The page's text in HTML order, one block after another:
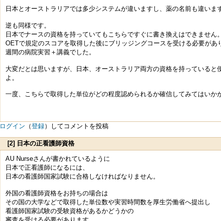
日本とオーストラリアでは多少システムが違いますし、薬の名前も違いま
逆も同様です。
日本でナースの資格を持っていてもこちらですぐに書き換えはできません
OETで規定のスコアを取得した後にブリッジングコースを受ける必要があ
週間の病院実習＋講義でした。
大変だとは思いますが、日本、オーストラリア両方の資格を持っていると
よ。
一度、こちらで取得した単位がどの程度認められるか確信してみてはいか
ログイン （登録）してコメントを投稿
[2] 日本の正看護師資格
AU Nurseさんが書かれているように
日本で正看護師になるには、
日本の看護師国家試験に合格しなければなりません。
外国の看護師資格をお持ちの場合は
その国の大学などで取得した単位数や実習時間数を厚生労働省へ提出し
看護師国家試験の受験資格があるかどうかの